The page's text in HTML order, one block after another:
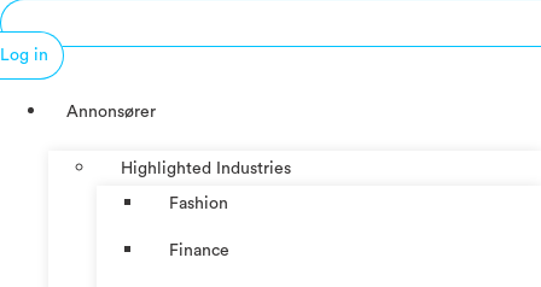
Log in
Annonsører
Highlighted Industries
Fashion
Finance